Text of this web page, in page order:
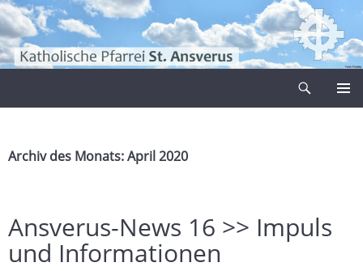
Zum
Inhalt
springen
Archiv des Monats: April 2020
Ansverus-News 16 >> Impuls
und Informationen